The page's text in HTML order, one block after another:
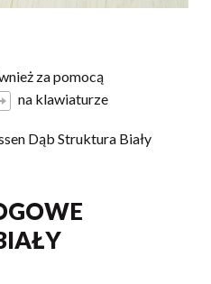
za pomocą
na klawiaturze
Dąb Struktura Biały